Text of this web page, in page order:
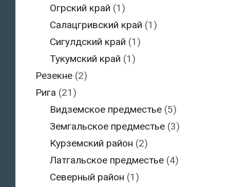
Огрский край (1)
Салацгривский край (1)
Сигулдский край (1)
Тукумский край (1)
Резекне(2)
Рига (21)
Видземское предместье (5)
Земгальское предместье (3)
Курземский район (2)
Латгальское предместье (4)
Северный район (1)